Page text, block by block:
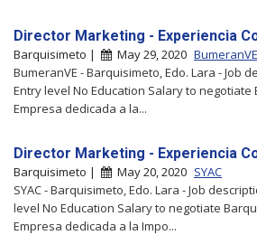
Director Marketing - Experiencia
Barquisimeto | May 29, 2020 BumeranVE
BumeranVE - Barquisimeto, Edo. Lara - Job
Entry level No Education Salary to
Empresa dedicada a la...
Director Marketing - Experiencia
Barquisimeto | May 20, 2020 SYAC
SYAC - Barquisimeto, Edo. Lara - Job
level No Education Salary to negotiate
Empresa dedicada a la Impo...